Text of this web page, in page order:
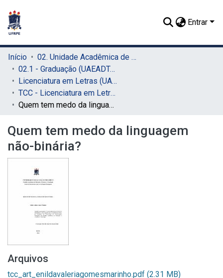
Entrar
Início
02. Unidade Acadêmica de Educação a Distância e Tecnologia (UAEADTec)
02.1 - Graduação (UAEADTec)
Licenciatura em Letras (UAEADTec)
TCC - Licenciatura em Letras (UAEADTec)
Quem tem medo da linguagem não-binária?
Quem tem medo da linguagem
não-binária?
Arquivos
tcc_art_enildavaleriagomesmarinho.pdf (2.31 MB)